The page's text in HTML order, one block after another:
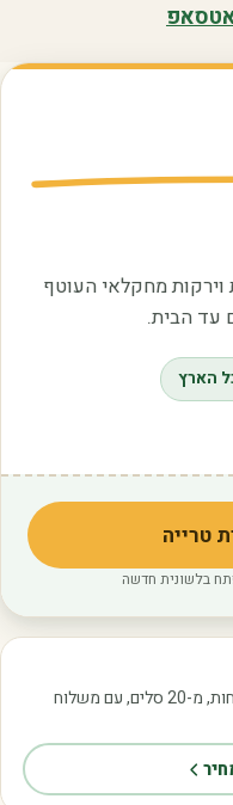
מחקלאי העוטף
עד הבית.
הארץ
טרייה
בלשונית חדשה)
בלשונית חדשה
סלי פירות ממותגים לעובדים וללקוחות, מ-20 סלים, עם משלוח